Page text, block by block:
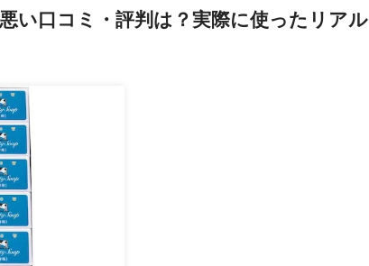
い口コミ・評判は？実際に使ったリアル